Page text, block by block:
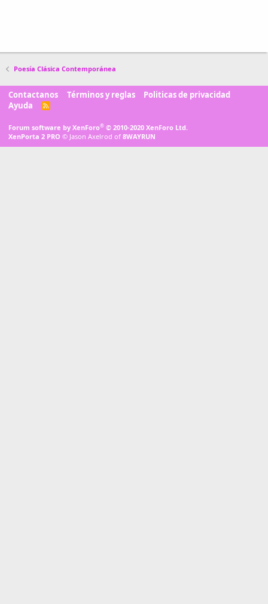
Poesía Clásica Contemporánea
Contactanos Términos y reglas
Politicas de privacidad
Ayuda
R
Forum software by XenForo® © 2010-2020 XenForo Ltd.
XenPorta 2 PRO © Jason Axelrod of 8WAYRUN